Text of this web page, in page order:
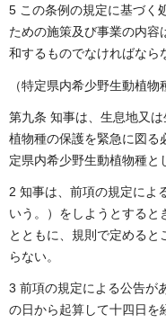
5 この条例の規定に基づく
ための施策及び事業の内容
和するものでなければなら
（特定県内希少野生動植物
第九条 知事は、生息地又
植物種の保護を緊急に図る
定県内希少野生動植物種と
2 知事は、前項の規定によ
いう。）をしようとすると
とともに、規則で定める
らない。
3 前項の規定による公告が
の日から起算して十四日を